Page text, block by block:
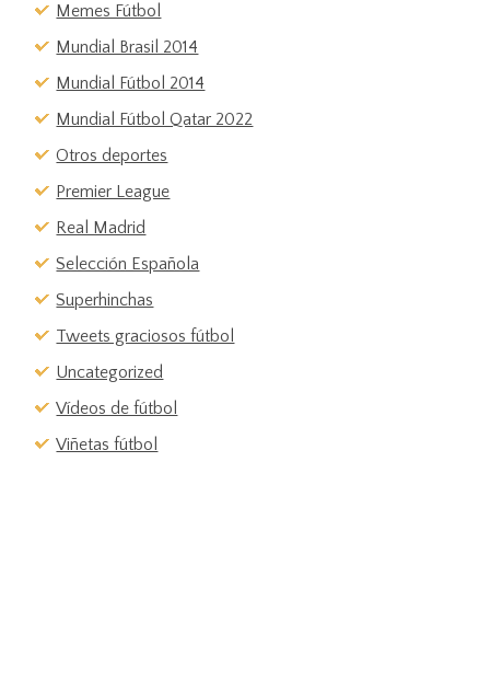
Memes Fútbol
Mundial Brasil 2014
Mundial Fútbol 2014
Mundial Fútbol Qatar 2022
Otros deportes
Premier League
Real Madrid
Selección Española
Superhinchas
Tweets graciosos fútbol
Uncategorized
Vídeos de fútbol
Viñetas fútbol